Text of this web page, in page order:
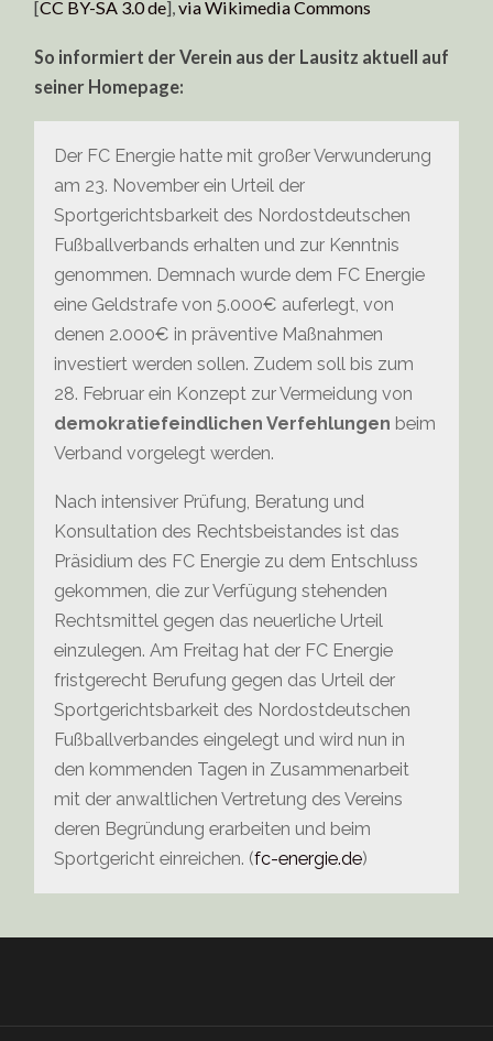
[CC BY-SA 3.0 de],via Wikimedia Commons
So informiert der Verein aus der Lausitz aktuell auf
seiner Homepage:
Der FC Energie hatte mit großer Verwunderung
am 23. November ein Urteil der
Sportgerichtsbarkeit des Nordostdeutschen
Fußballverbands erhalten und zur Kenntnis
genommen. Demnach wurde dem FC Energie
eine Geldstrafe von 5.000€ auferlegt, von
denen 2.000€ in präventive Maßnahmen
investiert werden sollen. Zudem soll bis zum
28. Februar ein Konzept zur Vermeidung von
demokratiefeindlichen Verfehlungen beim
Verband vorgelegt werden.
Nach intensiver Prüfung, Beratung und
Konsultation des Rechtsbeistandes ist das
Präsidium des FC Energie zu dem Entschluss
gekommen, die zur Verfügung stehenden
Rechtsmittel gegen das neuerliche Urteil
einzulegen. Am Freitag hat der FC Energie
fristgerecht Berufung gegen das Urteil der
Sportgerichtsbarkeit des Nordostdeutschen
Fußballverbandes eingelegt und wird nun in
den kommenden Tagen in Zusammenarbeit
mit der anwaltlichen Vertretung des Vereins
deren Begründung erarbeiten und beim
Sportgericht einreichen. (fc-energie.de)